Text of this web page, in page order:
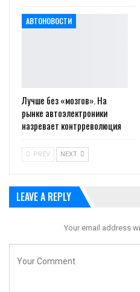
АВТОНОВОСТИ
Лучше без «мозгов». На
рынке автоэлектроники
назревает контрреволюция
PREV NEXT
LEAVE A REPLY
Your email address